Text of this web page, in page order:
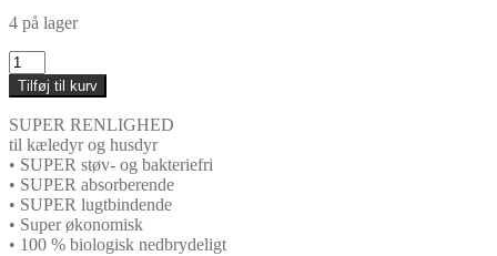
4 på lager
Chipsi
Super
Fin
Granulat
15kg
antal
Tilføj til kurv
SUPER RENLIGHED
til kæledyr og husdyr
• SUPER støv- og bakteriefri
• SUPER absorberende
• SUPER lugtbindende
• Super økonomisk
• 100 % biologisk nedbrydeligt